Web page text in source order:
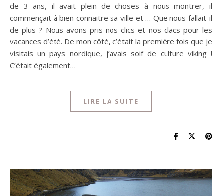
de 3 ans, il avait plein de choses à nous montrer, il
commençait à bien connaitre sa ville et … Que nous fallait-il
de plus ? Nous avons pris nos clics et nos clacs pour les
vacances d’été. De mon côté, c’était la première fois que je
visitais un pays nordique, j’avais soif de culture viking !
C’était également…
LIRE LA SUITE